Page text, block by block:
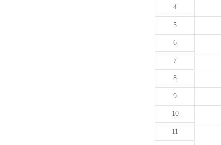
4
5
6
7
8
9
10
11